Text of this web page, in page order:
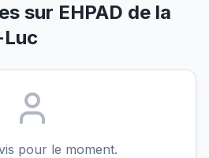
sur EHPAD de la
pour le moment.